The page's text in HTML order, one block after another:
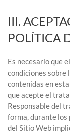
III.
POLÍTICA
Es necesario que
condiciones sobre
contenidas en
que acepte el
Responsable del
forma, durante los
del Sitio Web